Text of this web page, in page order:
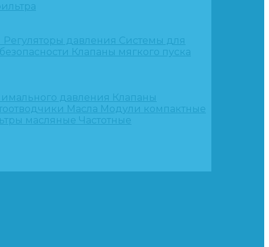
Регуляторы давления Системы для
Клапаны мягкого пуска
давления Клапаны
Масла Модули компактные
масляные Частотные